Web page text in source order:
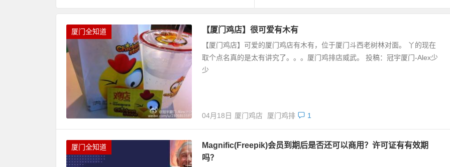
厦门全知道 【厦门鸡店】很可爱有木有
【厦门鸡店】可爱的厦门鸡店有木有，位于厦门斗西老树林对面。 丫的现在
取个点名真的是太有讲究了。。。厦门鸡排店威武。 投稿：冠宇厦门-Alex少
少
04月18日 厦门鸡店 厦门鸡排 1
厦门全知道
Magnific(Freepik)会员到期后是否还可以商用？许可证有有效期
吗？